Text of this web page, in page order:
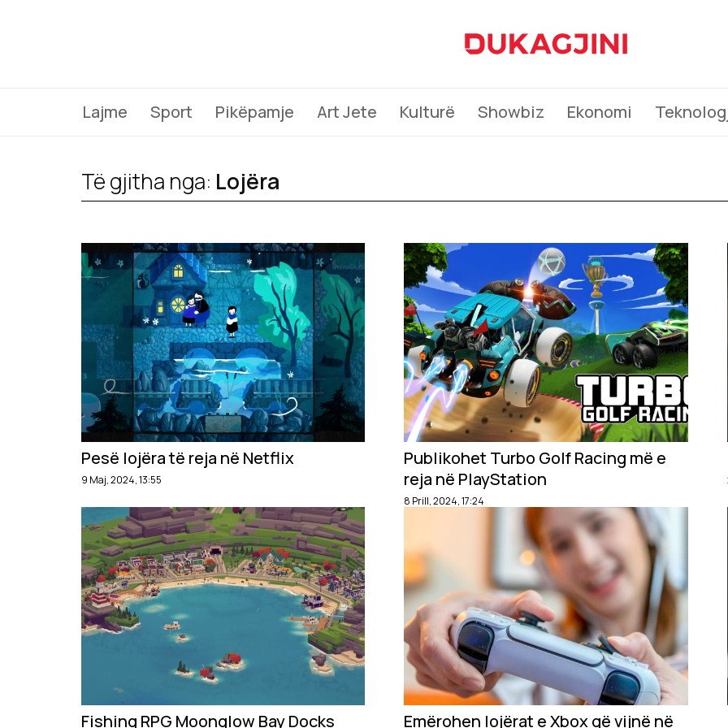
Lajme Sport Pikëpamje Art Jete Kulturë Showbiz Ekonomi
Të gjitha nga: Lojëra
Pesë lojëra të reja në Netflix
9 Maj, 2024, 13:55
Publikohet Turbo Golf Racing më e
reja në PlayStation
8 Prill, 2024, 17:24
Fishing RPG Moonglow Bay Docks Emërohen lojërat e Xbox që vijnë në